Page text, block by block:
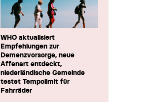
WHO aktualisiert
Empfehlungen zur
Demenzvorsorge, neue
Affenart entdeckt,
niederländische Gemeinde
testet Tempolimit für
Fahrräder